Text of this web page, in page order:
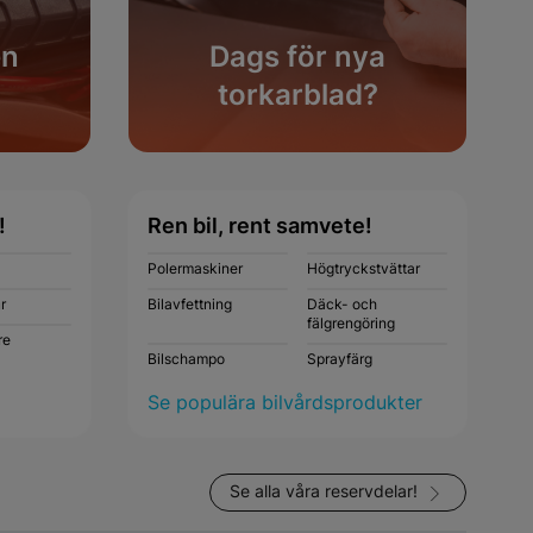
Dags för nya
torkarblad?
Ren bil, rent samvete!
Polermaskiner
Högtryckstvättar
Bilavfettning
Däck- och
fälgrengöring
Bilschampo
Sprayfärg
Se populära bilvårdsprodukter
Se alla våra reservdelar!